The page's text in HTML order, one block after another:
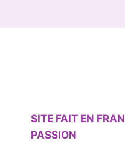
SITE FAIT EN
PASSION